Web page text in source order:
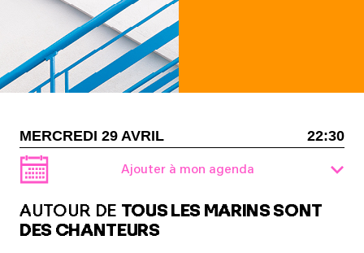
MERCREDI 29 AVRIL 22:30
Ajouter à mon agenda
AUTOUR DE TOUS LES MARINS SONT
DES CHANTEURS